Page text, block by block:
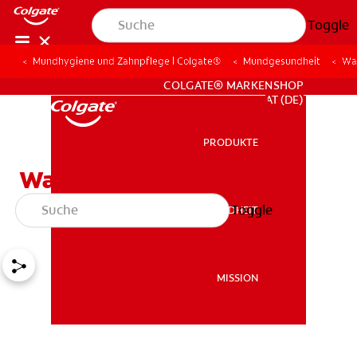
Toggle
MISSION
FÜR FACHKREISE
COLGATE® MARKENSHOP
AT (DE)
PRODUKTE
MUNDGESUNDHEIT
MISSION
Toggle
Mundhygiene und Zahnpflege | Colgate® Mundgesundheit
Was sind Kronen und
Brücken?